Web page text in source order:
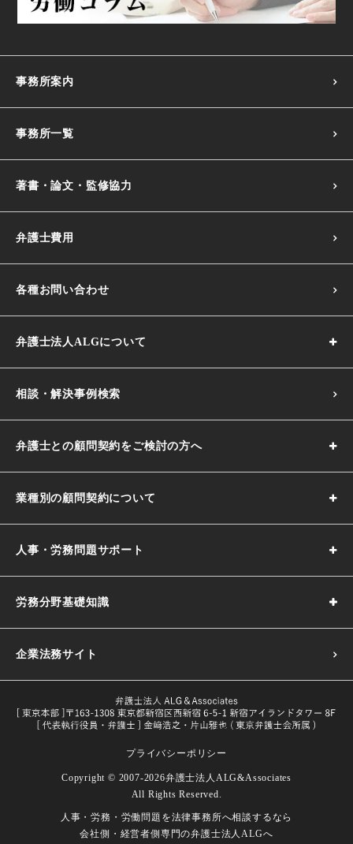
人事・労務・労働問題を法律事務所へ相談するなら
会社側・経営者側専門の弁護士法人ALGへ
事務所案内
事務所一覧
著書・論文・監修協力
弁護士費用
各種お問い合わせ
弁護士法人ALGについて
相談・解決事例検索
弁護士との顧問契約をご検討の方へ
業種別の顧問契約について
人事・労務問題サポート
労務分野基礎知識
採用基準の決め方｜5つのポイントや注意点などわかりやす
試用期間とは｜解雇や期間の延長、注意点などを解説
労働者とは｜定義や関連する法律などをわかりやすく解説
目的や義務一覧・改正内容をわかり
企業法務サイト
プライバシーポリシー
Copyright © 2007-2026弁護士法人ALG&Associates
All Rights Reserved.